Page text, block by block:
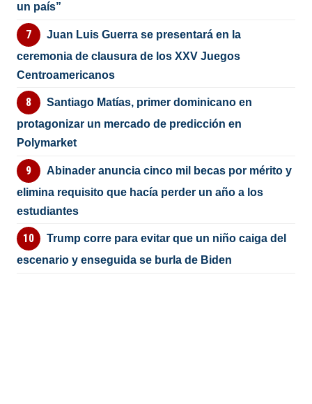
un país”
Juan Luis Guerra se presentará en la
ceremonia de clausura de los XXV Juegos
Centroamericanos
Santiago Matías, primer dominicano en
protagonizar un mercado de predicción en
Polymarket
Abinader anuncia cinco mil becas por mérito y
elimina requisito que hacía perder un año a los
estudiantes
Trump corre para evitar que un niño caiga del
escenario y enseguida se burla de Biden